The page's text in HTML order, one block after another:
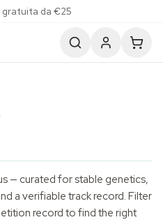
gratuita da €25
— curated for stable genetics,
a verifiable track record. Filter
record to find the right